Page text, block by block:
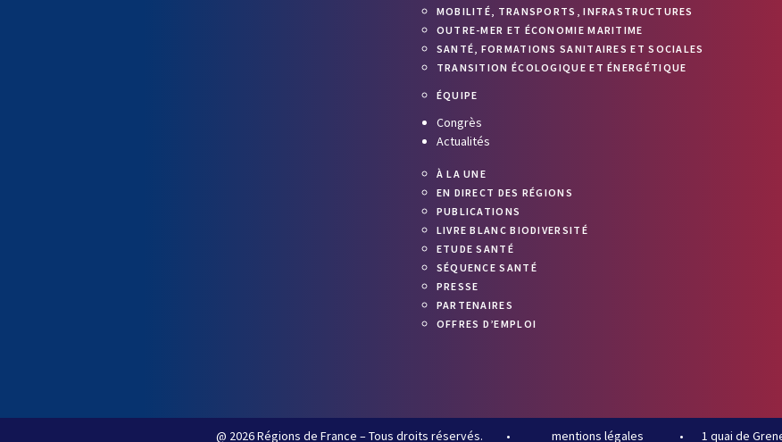
MOBILITÉ, TRANSPORTS, INFRASTRUCTURES
OUTRE-MER ET ÉCONOMIE MARITIME
SANTÉ, FORMATIONS SANITAIRES ET SOCIALES
TRANSITION ÉCOLOGIQUE ET ÉNERGÉTIQUE
ÉQUIPE
Congrès
Actualités
À LA UNE
EN DIRECT DES RÉGIONS
PUBLICATIONS
LIVRE BLANC BIODIVERSITÉ
ETUDE SANTÉ
SÉQUENCE SANTÉ
PRESSE
PARTENAIRES
OFFRES D’EMPLOI
@ 2026 Régions de France – Tous droits réservés. • mentions légales • 1 quai de